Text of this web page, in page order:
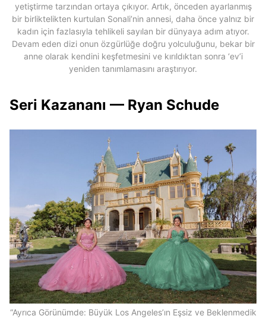
yetiştirme tarzından ortaya çıkıyor. Artık, önceden ayarlanmış
bir birliktelikten kurtulan Sonali’nin annesi, daha önce yalnız bir
kadın için fazlasıyla tehlikeli sayılan bir dünyaya adım atıyor.
Devam eden dizi onun özgürlüğe doğru yolculuğunu, bekar bir
anne olarak kendini keşfetmesini ve kırıldıktan sonra ‘ev’i
yeniden tanımlamasını araştırıyor.
Seri Kazananı — Ryan Schude
“Ayrıca Görünümde: Büyük Los Angeles’ın Eşsiz ve Beklenmedik